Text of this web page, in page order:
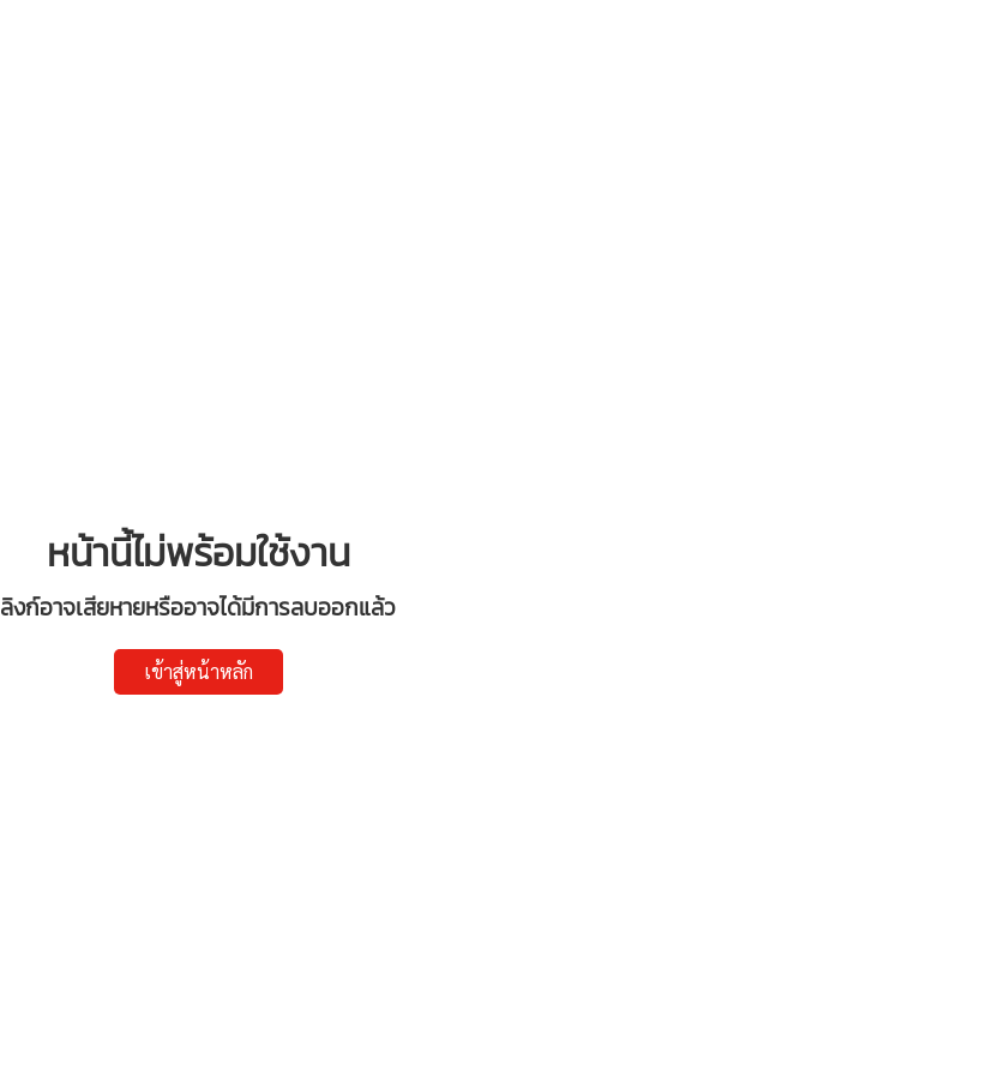
หน้านี้ไม่พร้อมใช้งาน
ลิงก์อาจเสียหายหรืออาจได้มีการลบออกแล้ว
เข้าสู่หน้าหลัก